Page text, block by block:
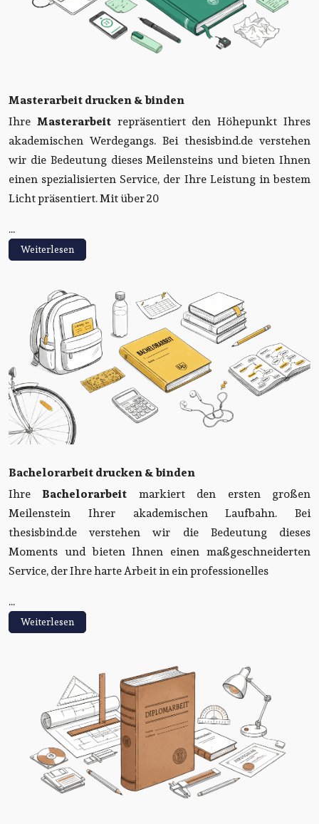
Masterarbeit drucken & binden
Ihre Masterarbeitrepräsentiert den Höhepunkt Ihres
akademischen Werdegangs. Bei thesisbind.de verstehen
wir die Bedeutung dieses Meilensteins und bieten Ihnen
einen spezialisierten Service, der Ihre Leistung in bestem
Licht präsentiert. Mit über 20
...
Weiterlesen
Bachelorarbeit drucken & binden
Ihre Bachelorarbeit markiert den ersten großen
Meilenstein Ihrer akademischen Laufbahn. Bei
thesisbind.de verstehen wir die Bedeutung dieses
Moments und bieten Ihnen einen maßgeschneiderten
Service, der Ihre harte Arbeit in ein professionelles
...
Weiterlesen